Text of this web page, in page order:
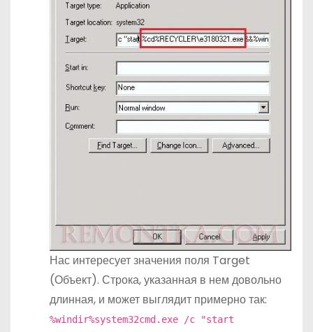
Нас интересует значения поля Target
(Объект). Строка, указанная в нем довольно
длинная, и может выглядит примерно так:
%windir%system32cmd.exe /c "start